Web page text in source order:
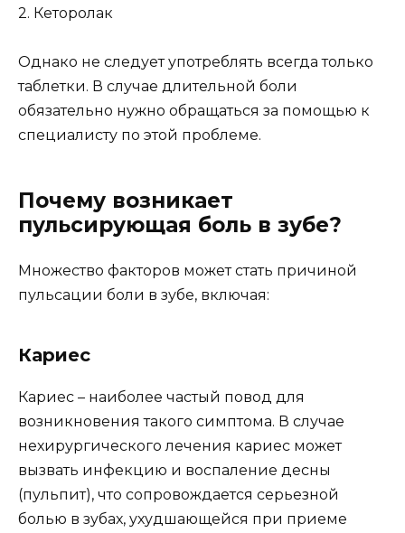
2. Кеторолак
Однако не следует употреблять всегда только
таблетки. В случае длительной боли
обязательно нужно обращаться за помощью к
специалисту по этой проблеме.
Почему возникает
пульсирующая боль в зубе?
Множество факторов может стать причиной
пульсации боли в зубе, включая:
Кариес
Кариес – наиболее частый повод для
возникновения такого симптома. В случае
нехирургического лечения кариес может
вызвать инфекцию и воспаление десны
(пульпит), что сопровождается серьезной
болью в зубах, ухудшающейся при приеме